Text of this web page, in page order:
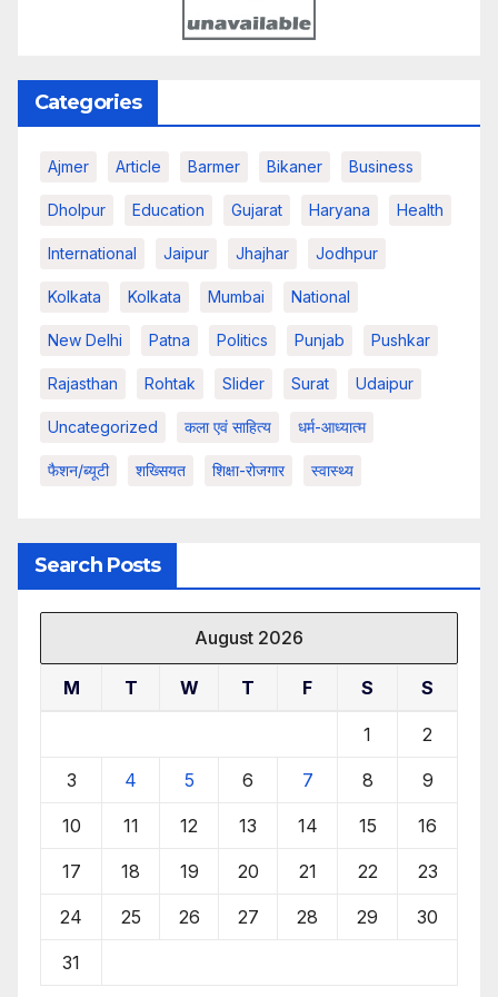
Categories
Ajmer Article Barmer Bikaner Business
Dholpur Education Gujarat Haryana Health
International Jaipur Jhajhar Jodhpur
Kolkata Kolkata Mumbai National
New Delhi Patna Politics Punjab Pushkar
Rajasthan Rohtak Slider Surat Udaipur
Uncategorized कला एवं साहित्य धर्म-आध्यात्म
फैशन/ब्यूटी शख्सियत शिक्षा-रोजगार स्वास्थ्य
Search Posts
August 2026
M T W T F S S
1 2
3 4 5 6 7 8 9
10 11 12 13 14 15 16
17 18 19 20 21 22 23
24 25 26 27 28 29 30
31